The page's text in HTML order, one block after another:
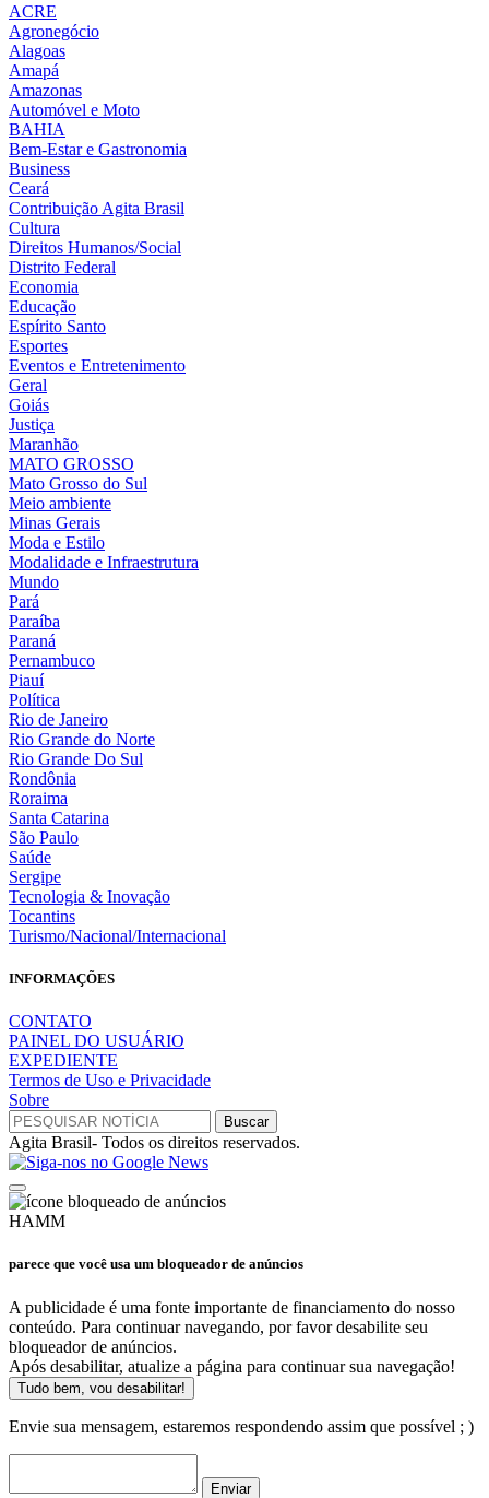
ACRE
Agronegócio
Alagoas
Amapá
Amazonas
Automóvel e Moto
BAHIA
Bem-Estar e Gastronomia
Business
Ceará
Contribuição Agita Brasil
Cultura
Direitos Humanos/Social
Distrito Federal
Economia
Educação
Espírito Santo
Esportes
Eventos e Entretenimento
Geral
Goiás
Justiça
Maranhão
MATO GROSSO
Mato Grosso do Sul
Meio ambiente
Minas Gerais
Moda e Estilo
Modalidade e Infraestrutura
Mundo
Pará
Paraíba
Paraná
Pernambuco
Piauí
Política
Rio de Janeiro
Rio Grande do Norte
Rio Grande Do Sul
Rondônia
Roraima
Santa Catarina
São Paulo
Saúde
Sergipe
Tecnologia & Inovação
Tocantins
Turismo/Nacional/Internacional
INFORMAÇÕES
CONTATO
PAINEL DO USUÁRIO
EXPEDIENTE
Termos de Uso e Privacidade
Sobre
Agita Brasil- Todos os direitos reservados.
HAMM
parece que você usa um bloqueador de anúncios
A publicidade é uma fonte importante de financiamento do nosso
conteúdo. Para continuar navegando, por favor desabilite seu
bloqueador de anúncios.
Após desabilitar, atualize a página para continuar sua navegação!
Tudo bem, vou desabilitar!
Envie sua mensagem, estaremos respondendo assim que possível ; )
Enviar